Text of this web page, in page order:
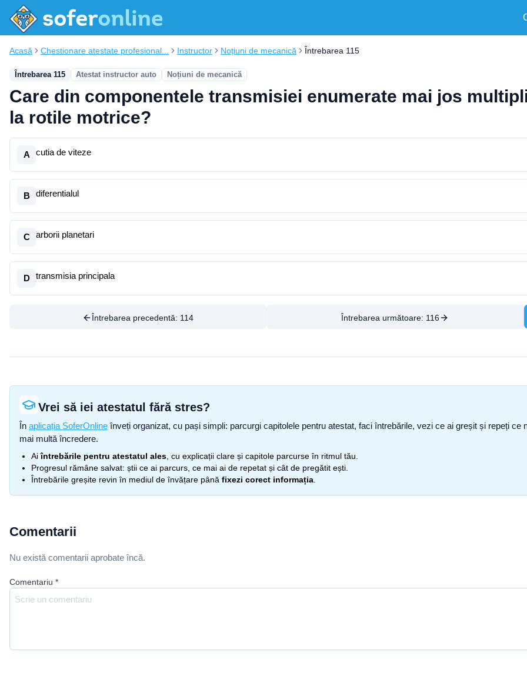
Acasă Chestionare atestate profesional... Instructor Noțiuni de mecanică Întrebarea 115
Întrebarea 115 Atestat instructor auto Noțiuni de mecanică
Care din componentele transmisiei enumerate mai jos
la rotile motrice?
A cutia de viteze
B diferentialul
C arborii planetari
D transmisia principala
Întrebarea precedentă: 114 Întrebarea următoare: 116
Vrei să iei atestatul fără stres?
În aplicația SoferOnline înveți organizat, cu pași simpli: parcurgi capitolele pentru atestat, faci întrebările, vezi ce ai greșit și repeți
mai multă încredere.
Aiîntrebările pentru atestatul ales , cu explicații clare și capitole parcurse în ritmul tău.
Progresul rămâne salvat: știi ce ai parcurs, ce mai ai de repetat și cât de pregătit ești.
Întrebările greșite revin în mediul de învățare până fixezi corect informația
Comentarii
Nu există comentarii aprobate încă.
Comentariu *